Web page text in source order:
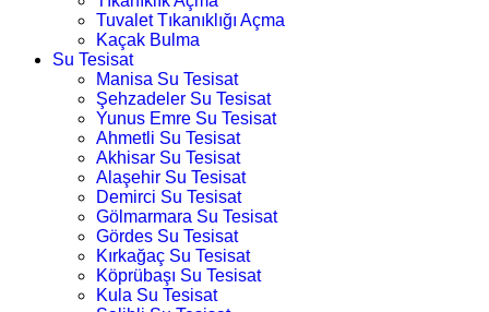
Tuvalet Tıkanıklığı Açma
Kaçak Bulma
Su Tesisat
Manisa Su Tesisat
Şehzadeler Su Tesisat
Yunus Emre Su Tesisat
Ahmetli Su Tesisat
Akhisar Su Tesisat
Alaşehir Su Tesisat
Demirci Su Tesisat
Gölmarmara Su Tesisat
Gördes Su Tesisat
Kırkağaç Su Tesisat
Köprübaşı Su Tesisat
Kula Su Tesisat